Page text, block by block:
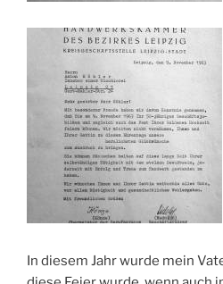
In diesem Jahr wurde mein